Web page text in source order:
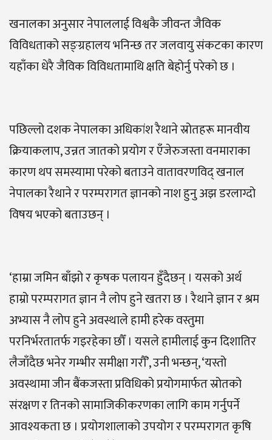
खनालका अनुसार नेपाललाई विश्वकै जीवन्त जैविक
विविधताको सङ्ग्रहालय भनिन्छ तर जलवायु संकटका कारण
यहाँका धेरै जैविक विविधतामाथि क्षति बेहोर्नु परेको छ ।
पछिल्लो दशक नेपालका अधिकांश रैथाने स्रोतहरू मानवीय
क्रियाकलाप, उन्नत जातको प्रयोग र एँजेरुजस्ता वनमाराका
कारण थप समस्यामा परेको बताउने वातावरणविद् खनाल
नेपालका रैथाने र परम्परागत ज्ञानको नाश हुनु अझ डरलाग्दो
विषय भएको बताउछन् ।
‘हाम्रा जमिन बाँझो र कृषक पलायन हुँदैछन् । यसको अर्थ
हाम्रो परम्परागत ज्ञान नै लोप हुने खतरा छ । रैथाने ज्ञान र श्रम
अभ्यास नै लोप हुने अवस्थाले हामी हरेक वस्तुमा
परनिर्भरतातर्फ गइरहेका छौँ । यसले हामीलाई कुन दिशातिर
लैजाँदैछ भनेर गम्भीर समीक्षा गरौँ’, उनी भन्छन्, ‘यस्तो
अवस्थामा जीन बैंकजस्ता प्रविधिको प्रयोगमार्फत स्रोतको
संरक्षण र तिनको सामाजिकीकरणका लागि काम गर्नुपर्ने
आवश्यकता छ । प्रयोगशालाको उपयोग र परम्परागत कृषि